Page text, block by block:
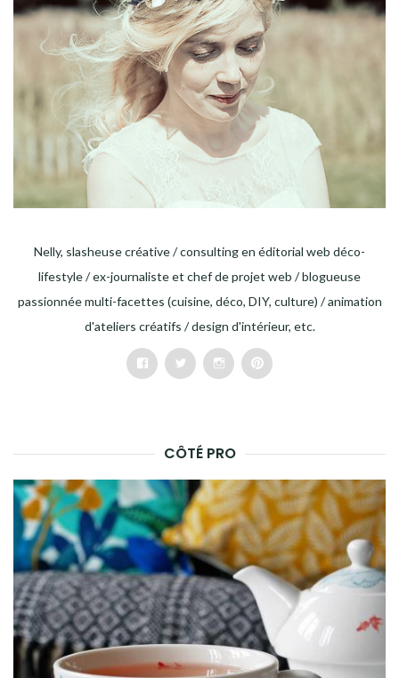
Nelly, slasheuse créative / consulting en éditorial web déco-
lifestyle / ex-journaliste et chef de projet web / blogueuse
passionnée multi-facettes (cuisine, déco, DIY, culture) / animation
d'ateliers créatifs / design d'intérieur, etc.
FacebookTwitterInstagramPinterest
CÔTÉ PRO